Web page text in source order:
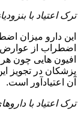
ترک اعتیاد با
این دارو میزان
اضطراب از عوارض
افیون هایی چون
پزشکان در تجویز
آن اعتیادآور است.
ترک اعتیاد با